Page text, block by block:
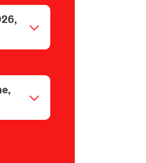
,
,